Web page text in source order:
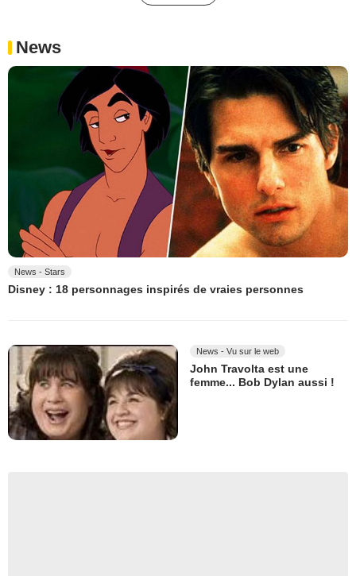
News
News - Stars
Disney : 18 personnages inspirés de vraies personnes
News - Vu sur le web
John Travolta est une
femme... Bob Dylan aussi !